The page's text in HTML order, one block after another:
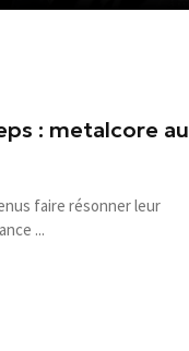
: metalcore au
faire résonner leur
...